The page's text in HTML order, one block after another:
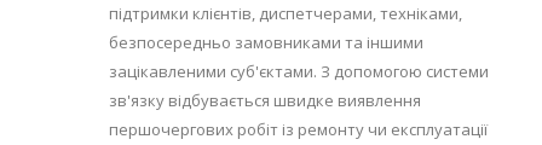
підтримки клієнтів, диспетчерами, техніками,
безпосередньо замовниками та іншими
зацікавленими суб'єктами. З допомогою системи
зв'язку відбувається швидке виявлення
першочергових робіт із ремонту чи експлуатації